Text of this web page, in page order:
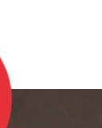
Omdenken